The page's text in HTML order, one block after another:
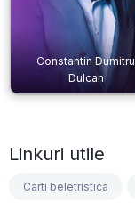
Constantin Dumitru
Dulcan
Linkuri utile
Carti beletristica